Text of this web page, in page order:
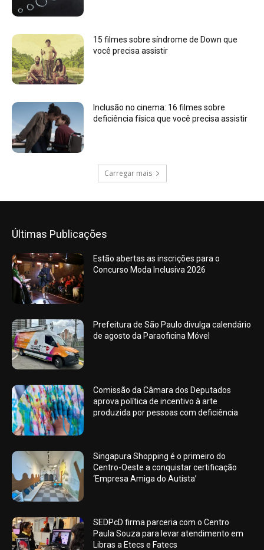
15 filmes sobre síndrome de Down que
você precisa assistir
Inclusão no cinema: 16 filmes sobre
deficiência física que você precisa assistir
Carregar mais
Últimas Publicações
Estão abertas as inscrições para o
Concurso Moda Inclusiva 2026
Prefeitura de São Paulo divulga calendário
de agosto da Paraoficina Móvel
Comissão da Câmara dos Deputados
aprova política de incentivo à arte
produzida por pessoas com deficiência
Singapura Shopping é o primeiro do
Centro-Oeste a conquistar certificação
‘Empresa Amiga do Autista’
SEDPcD firma parceria com o Centro
Paula Souza para levar atendimento em
Libras a Etecs e Fatecs